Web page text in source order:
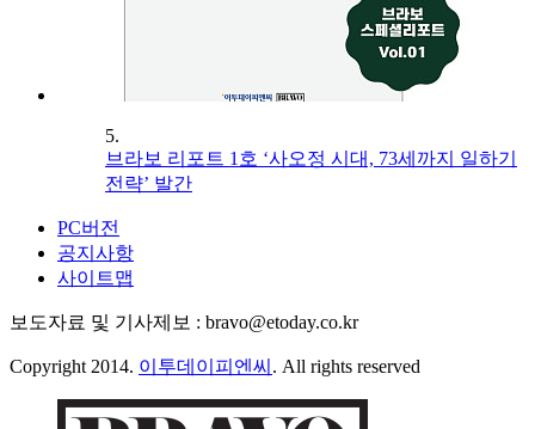
5.
브라보 리포트 1호 ‘사오정 시대, 73세까지 일하기
전략’ 발간
PC버전
공지사항
사이트맵
보도자료 및 기사제보 : bravo@etoday.co.kr
Copyright 2014. 이투데이피엔씨 . All rights reserved